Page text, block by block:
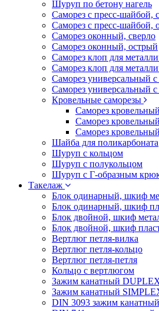
Шуруп по бетону нагель
Саморез с пресс-шайбой,
Саморез с пресс-шайбой,
Саморез оконный, сверло
Саморез оконный, острый
Саморез клоп для
Саморез клоп для
Саморез универсальный
Саморез универсальный
Кровельные саморезы
Саморез
Саморез
Саморез
Шайба для поликарбоната
Шуруп с кольцом
Шуруп с полукольцом
Шуруп с Г-образным
Такелаж
Блок одинарный, шкиф
Блок одинарный, шкиф
Блок двойной, шкиф
Блок двойной, шкиф
Вертлюг петля-вилка
Вертлюг петля-кольцо
Вертлюг петля-петля
Кольцо с вертлюгом
Зажим канатный
Зажим канатный
DIN 3093 зажим